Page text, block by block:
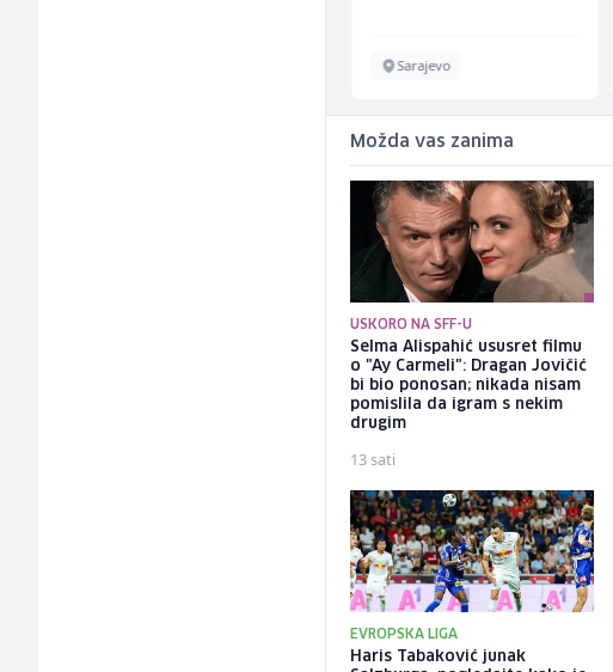
Sarajevo
Možda vas zanima
USKORO NA SFF-U
Selma Alispahić ususret filmu
o "Ay Carmeli": Dragan Jovičić
bi bio ponosan; nikada nisam
pomislila da igram s nekim
drugim
13 sati
EVROPSKA LIGA
Haris Tabaković junak